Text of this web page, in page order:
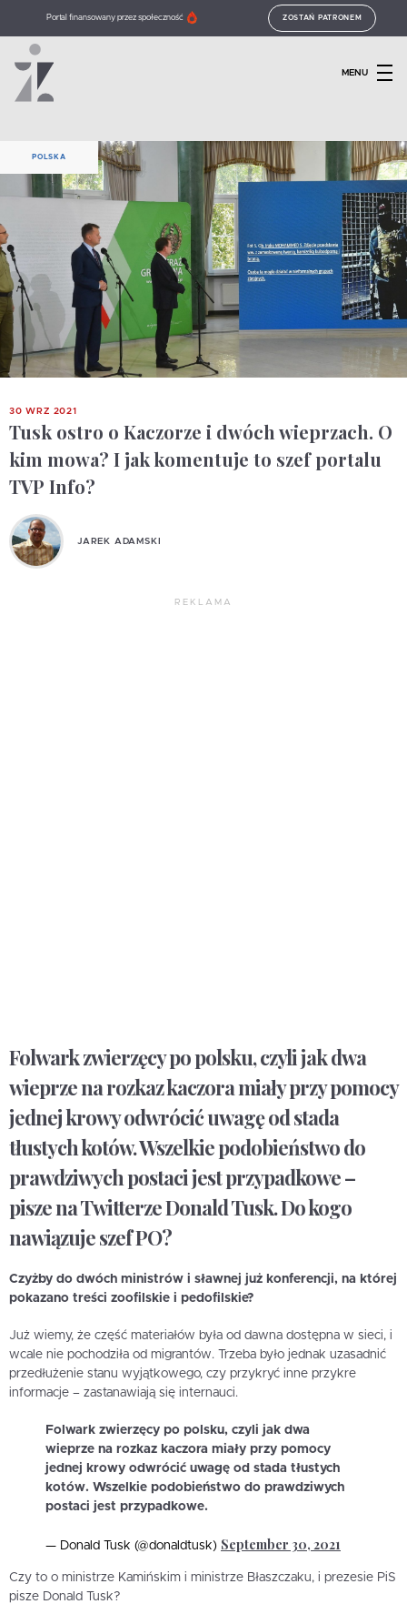
Portal finansowany przez społeczność ZOSTAŃ PATRONEM
MENU
POLSKA
30 WRZ 2021
Tusk ostro o Kaczorze i dwóch wieprzach. O
kim mowa? I jak komentuje to szef portalu
TVP Info?
JAREK ADAMSKI
REKLAMA
Folwark zwierzęcy po polsku, czyli jak dwa
wieprze na rozkaz kaczora miały przy pomocy
jednej krowy odwrócić uwagę od stada
tłustych kotów. Wszelkie podobieństwo do
prawdziwych postaci jest przypadkowe –
pisze na Twitterze Donald Tusk. Do kogo
nawiązuje szef PO?
Czyżby do dwóch ministrów i sławnej już konferencji, na której
pokazano treści zoofilskie i pedofilskie?
Już wiemy, że część materiałów była od dawna dostępna w sieci, i
wcale nie pochodziła od migrantów. Trzeba było jednak uzasadnić
przedłużenie stanu wyjątkowego, czy przykryć inne przykre
informacje – zastanawiają się internauci.
Folwark zwierzęcy po polsku, czyli jak dwa
wieprze na rozkaz kaczora miały przy pomocy
jednej krowy odwrócić uwagę od stada tłustych
kotów. Wszelkie podobieństwo do prawdziwych
postaci jest przypadkowe.
— Donald Tusk (@donaldtusk) September 30, 2021
Czy to o ministrze Kamińskim i ministrze Błaszczaku, i prezesie PiS
pisze Donald Tusk?